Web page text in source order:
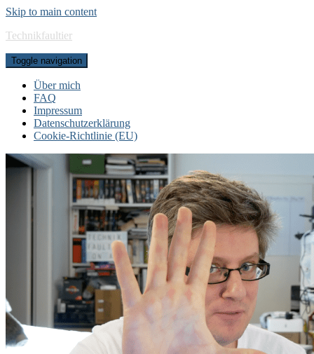
Skip to main content
Technikfaultier
Toggle navigation
Über mich
FAQ
Impressum
Datenschutzerklärung
Cookie-Richtlinie (EU)